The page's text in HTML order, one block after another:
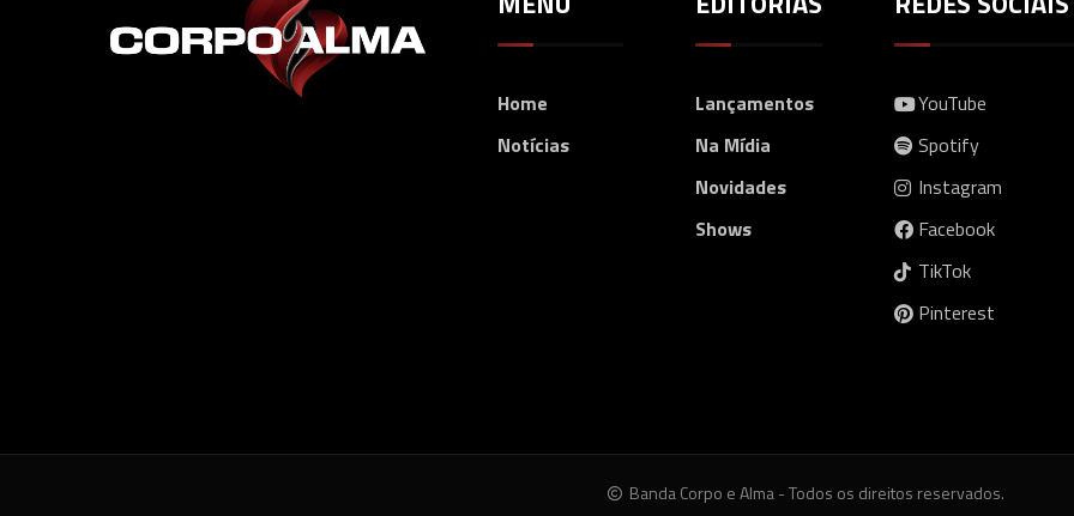
Home
Notícias
Lançamentos
Na Mídia
Novidades
Shows
YouTube
Spotify
Instagram
Facebook
TikTok
Pinterest
Banda Corpo e Alma - Todos os direitos reservados.